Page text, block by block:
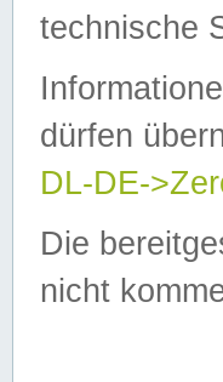
technische
dürfen
DL-DE-
Die
nicht